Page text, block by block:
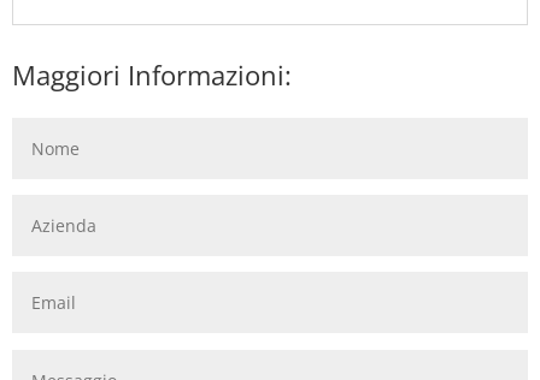
Maggiori Informazioni: